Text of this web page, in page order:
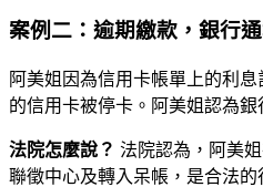
案例二：逾期繳款，銀行
阿美姐因為信用卡帳單上的利
的信用卡被停卡。阿美姐認為
法院怎麼說？ 法院認為，阿美
聯徵中心及轉入呆帳，是合法